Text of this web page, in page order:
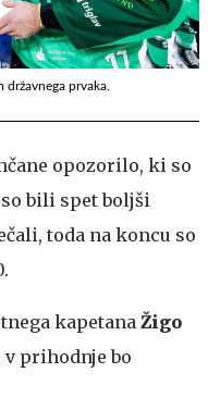
državnega prvaka.
opozorilo, ki so
bili spet boljši
toda na koncu so
kapetana Žigo
prihodnje bo